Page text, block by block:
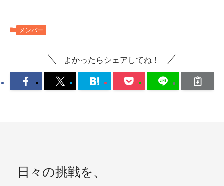
メンバー
よかったらシェアしてね！
日々の挑戦を、